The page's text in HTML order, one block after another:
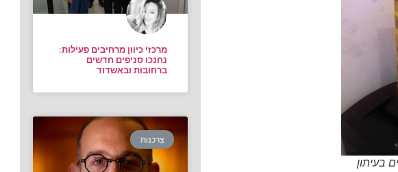
בעיתון
מרכזי כיוון מרחיבים פעילות:
נחנכו סניפים חדשים
ברחובות ובאשדוד
צרכנות